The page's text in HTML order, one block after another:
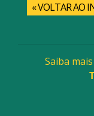
« VOLTAR AO
Saiba